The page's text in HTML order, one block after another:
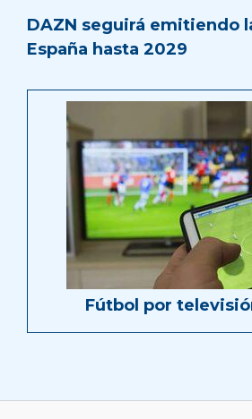
DAZN seguirá emitiendo
España hasta 2029
Fútbol por